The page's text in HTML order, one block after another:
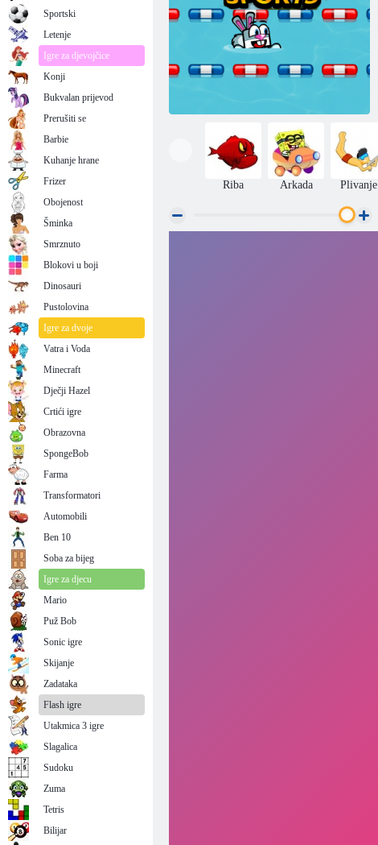
Riba Arkada Plivanje
Sportski
Letenje
Igre za djevojčice
Konji
Bukvalan prijevod
Prerušiti se
Barbie
Kuhanje hrane
Frizer
Obojenost
Šminka
Smrznuto
Blokovi u boji
Dinosauri
Pustolovina
Igre za dvoje
Vatra i Voda
Minecraft
Dječji Hazel
Crtići igre
Obrazovna
SpongeBob
Farma
Transformatori
Automobili
Ben 10
Soba za bijeg
Igre za djecu
Mario
Puž Bob
Sonic igre
Skijanje
Zadataka
Flash igre
Utakmica 3 igre
Slagalica
Sudoku
Zuma
Tetris
Bilijar